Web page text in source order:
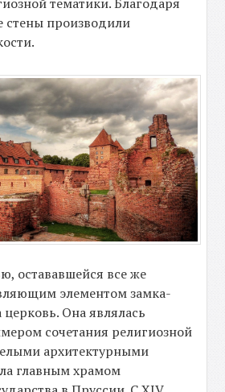
тематики. Благодаря
стены производили
остававшейся все же
элементом замка-
Она являлась
сочетания религиозной
архитектурными
главным храмом